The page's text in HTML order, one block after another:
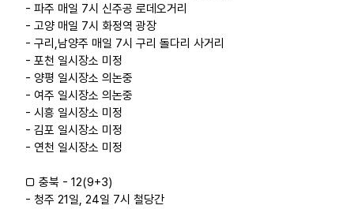
- 파주 매일 7시 신주공 로데오거리
- 고양 매일 7시 화정역 광장
- 구리,남양주 매일 7시 구리 돌다리 사거리
- 포천 일시장소 미정
- 양평 일시장소 의논중
- 여주 일시장소 의논중
- 시흥 일시장소 미정
- 김포 일시장소 미정
- 연천 일시장소 미정
□ 충북 - 12(9+3)
- 청주 21일, 24일 7시 철당간